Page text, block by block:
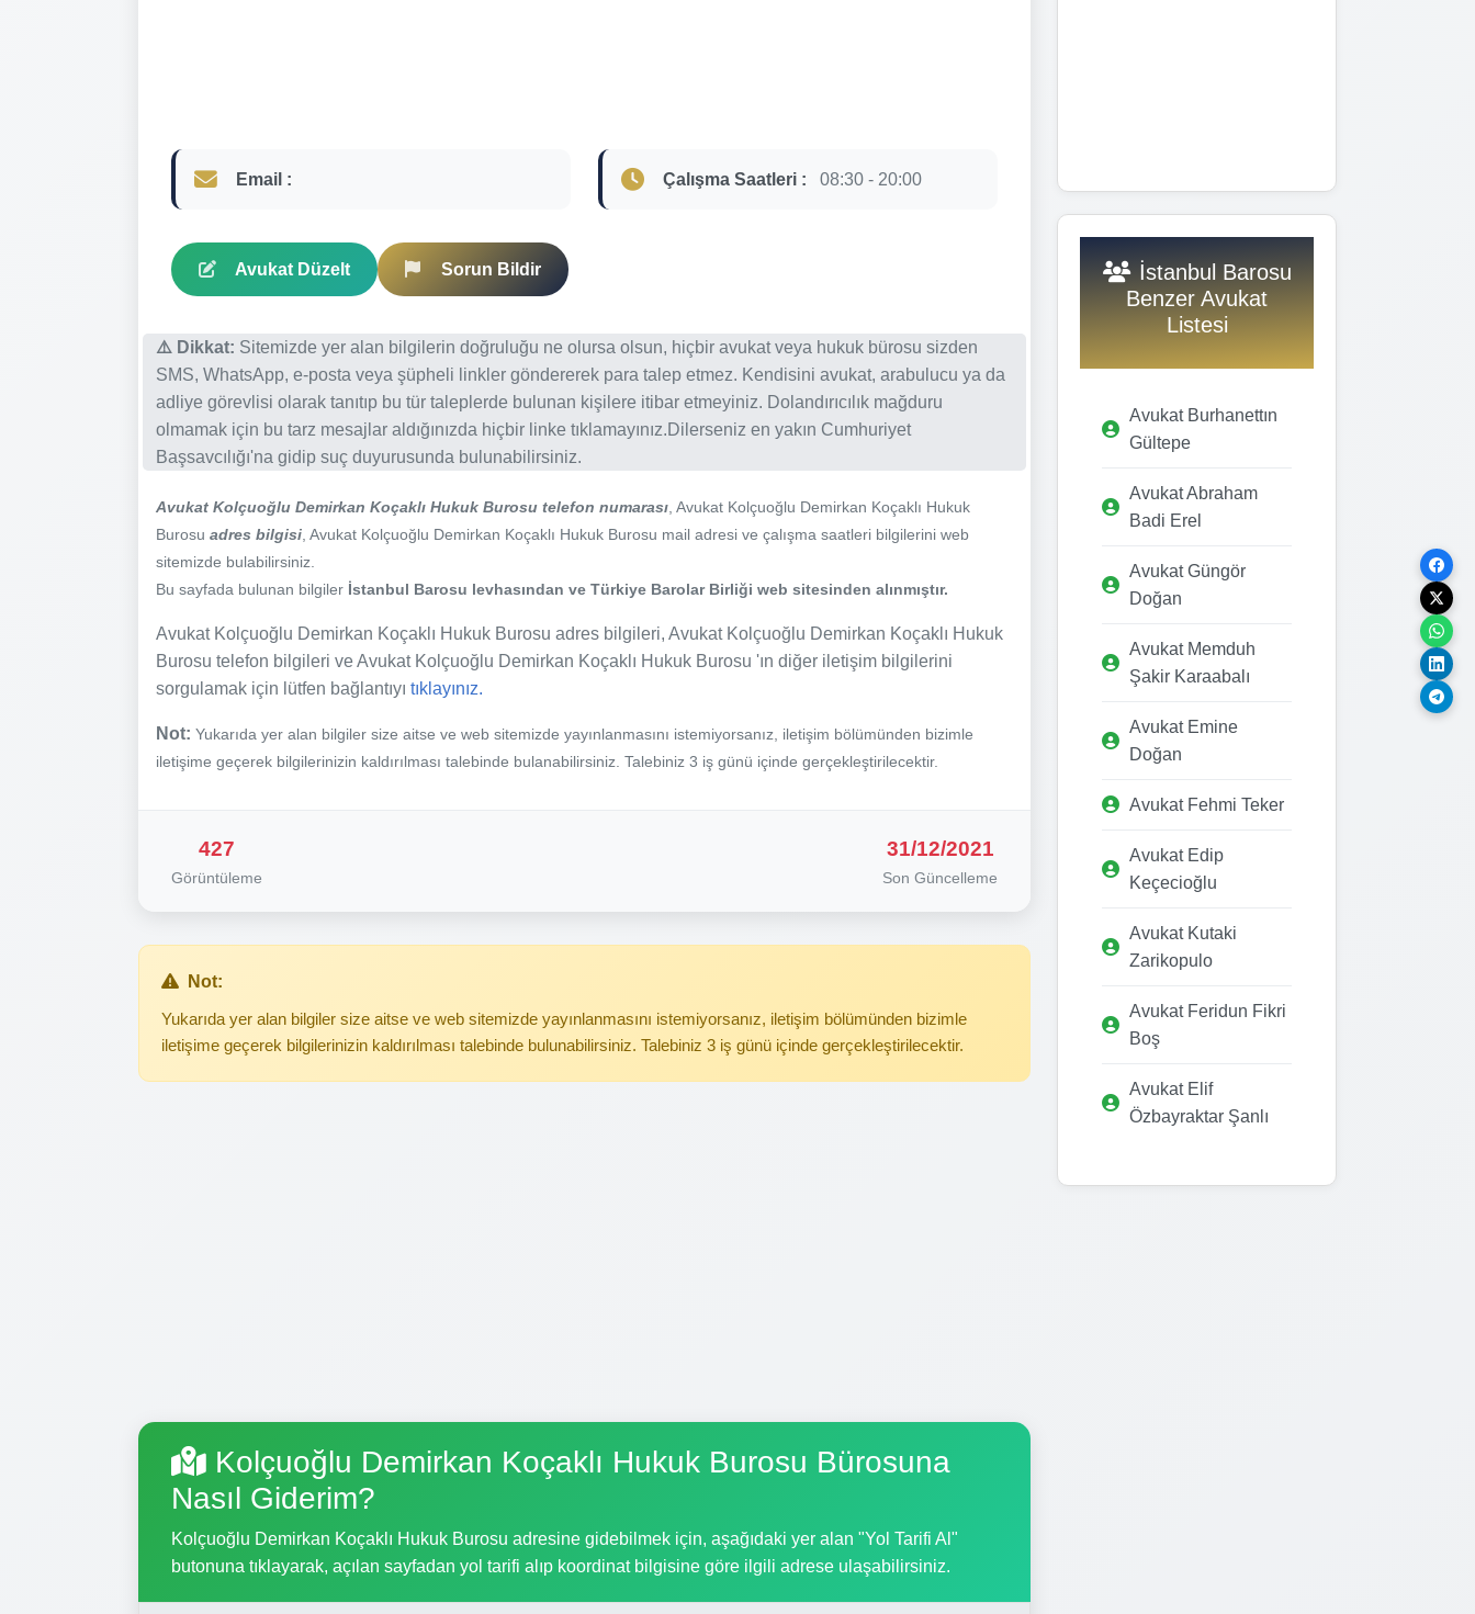
Email : Çalışma Saatleri : 08:30 - 20:00
Avukat Düzelt Sorun Bildir
⚠️ Dikkat: Sitemizde yer alan bilgilerin doğruluğu ne olursa olsun, hiçbir avukat veya hukuk bürosu sizden
SMS, WhatsApp, e-posta veya şüpheli linkler göndererek para talep etmez. Kendisini avukat, arabulucu ya da
adliye görevlisi olarak tanıtıp bu tür taleplerde bulunan kişilere itibar etmeyiniz. Dolandırıcılık mağduru
olmamak için bu tarz mesajlar aldığınızda hiçbir linke tıklamayınız.Dilerseniz en yakın Cumhuriyet
Başsavcılığı'na gidip suç duyurusunda bulunabilirsiniz.
Avukat Kolçuoğlu Demirkan Koçaklı Hukuk Burosu telefon numarası , Avukat Kolçuoğlu Demirkan Koçaklı Hukuk
Burosu adres bilgisi , Avukat Kolçuoğlu Demirkan Koçaklı Hukuk Burosu mail adresi ve çalışma saatleri bilgilerini web
sitemizde bulabilirsiniz.
Bu sayfada bulunan bilgiler İstanbul Barosu levhasından ve Türkiye Barolar Birliği web sitesinden alınmıştır.
Avukat Kolçuoğlu Demirkan Koçaklı Hukuk Burosu adres bilgileri, Avukat Kolçuoğlu Demirkan Koçaklı Hukuk
Burosu telefon bilgileri ve Avukat Kolçuoğlu Demirkan Koçaklı Hukuk Burosu 'ın diğer iletişim bilgilerini
sorgulamak için lütfen bağlantıyı tıklayınız.
Not: Yukarıda yer alan bilgiler size aitse ve web sitemizde yayınlanmasını istemiyorsanız, iletişim bölümünden bizimle
iletişime geçerek bilgilerinizin kaldırılması talebinde bulanabilirsiniz. Talebiniz 3 iş günü içinde gerçekleştirilecektir.
427
Görüntüleme
31/12/2021
Son Güncelleme
Not:
Yukarıda yer alan bilgiler size aitse ve web sitemizde yayınlanmasını istemiyorsanız, iletişim bölümünden bizimle
iletişime geçerek bilgilerinizin kaldırılması talebinde bulunabilirsiniz. Talebiniz 3 iş günü içinde gerçekleştirilecektir.
Kolçuoğlu Demirkan Koçaklı Hukuk Burosu Bürosuna
Nasıl Giderim?
Kolçuoğlu Demirkan Koçaklı Hukuk Burosu adresine gidebilmek için, aşağıdaki yer alan "Yol Tarifi Al"
butonuna tıklayarak, açılan sayfadan yol tarifi alıp koordinat bilgisine göre ilgili adrese ulaşabilirsiniz.
İstanbul Barosu
Benzer Avukat
Listesi
Avukat Burhanettın
Gültepe
Avukat Abraham
Badi Erel
Avukat Güngör
Doğan
Avukat Memduh
Şakir Karaabalı
Avukat Emine
Doğan
Avukat Fehmi Teker
Avukat Edip
Keçecioğlu
Avukat Kutaki
Zarikopulo
Avukat Feridun Fikri
Boş
Avukat Elif
Özbayraktar Şanlı